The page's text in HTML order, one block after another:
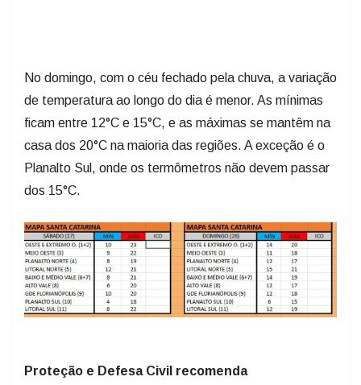
No domingo, com o céu fechado pela chuva, a variação
de temperatura ao longo do dia é menor. As mínimas
ficam entre 12°C e 15°C, e as máximas se mantêm na
casa dos 20°C na maioria das regiões. A exceção é o
Planalto Sul, onde os termômetros não devem passar
dos 15°C.
Proteção e Defesa Civil recomenda